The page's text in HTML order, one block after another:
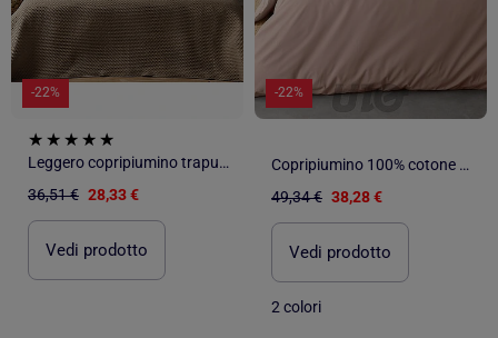
-22%
Leggero copripiumino trapuntato
36,51 € 28,33 €
Vedi prodotto
-22%
Copripiumino 100% cotone percalle ORIGINE
49,34 € 38,28 €
Vedi prodotto
2 colori